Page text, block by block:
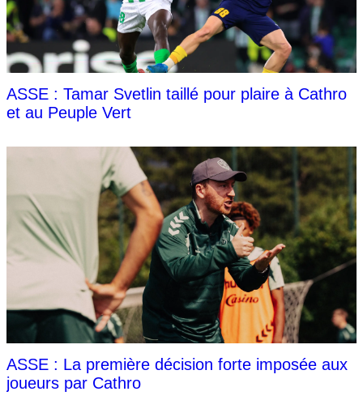
ASSE : Tamar Svetlin taillé pour plaire à Cathro
et au Peuple Vert
ASSE : La première décision forte imposée aux
joueurs par Cathro